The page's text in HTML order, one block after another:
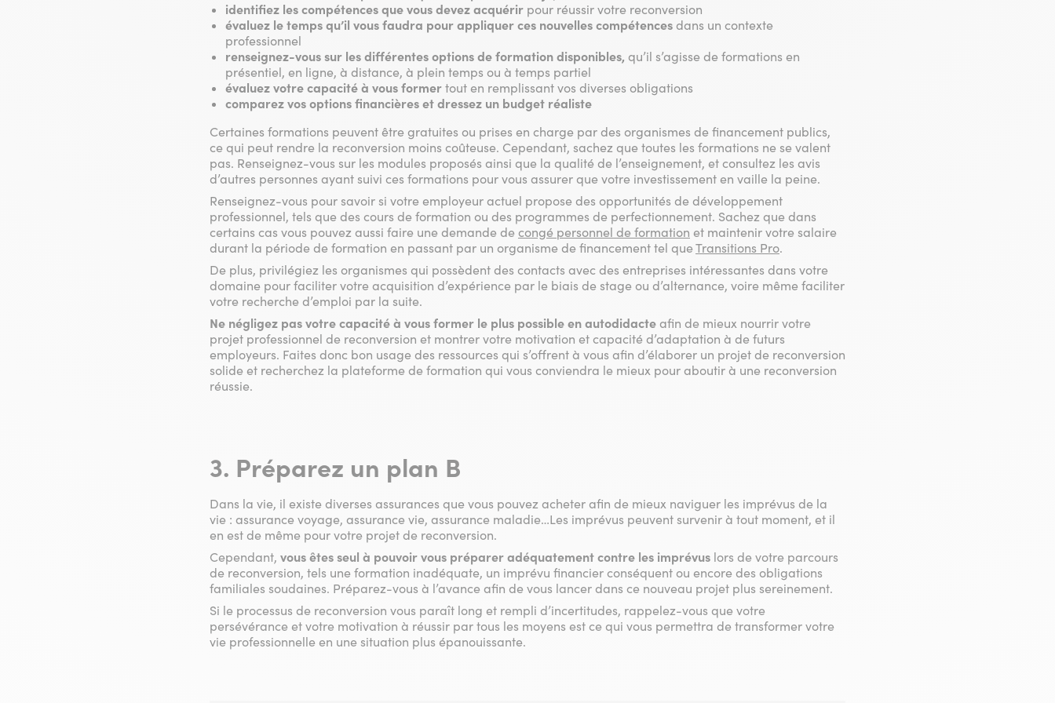
identifiez les compétences que vous devez acquérir pour réussir votre reconversion
évaluez le temps qu’il vous faudra pour appliquer ces nouvelles compétences dans un contexte
professionnel
renseignez-vous sur les différentes options de formation disponibles, qu’il s’agisse de formations en
présentiel, en ligne, à distance, à plein temps ou à temps partiel
évaluez votre capacité à vous former tout en remplissant vos diverses obligations
comparez vos options financières et dressez un budget réaliste
Certaines formations peuvent être gratuites ou prises en charge par des organismes de financement publics,
ce qui peut rendre la reconversion moins coûteuse. Cependant, sachez que toutes les formations ne se valent
pas. Renseignez-vous sur les modules proposés ainsi que la qualité de l’enseignement, et consultez les avis
d’autres personnes ayant suivi ces formations pour vous assurer que votre investissement en vaille la peine.
Renseignez-vous pour savoir si votre employeur actuel propose des opportunités de développement
professionnel, tels que des cours de formation ou des programmes de perfectionnement. Sachez que dans
certains cas vous pouvez aussi faire une demande de congé personnel de formation et maintenir votre salaire
durant la période de formation en passant par un organisme de financement tel queTransitions Pro.
De plus, privilégiez les organismes qui possèdent des contacts avec des entreprises intéressantes dans votre
domaine pour faciliter votre acquisition d’expérience par le biais de stage ou d’alternance, voire même faciliter
votre recherche d’emploi par la suite.
Ne négligez pas votre capacité à vous former le plus possible en autodidacte afin de mieux nourrir votre
projet professionnel de reconversion et montrer votre motivation et capacité d’adaptation à de futurs
employeurs. Faites donc bon usage des ressources qui s’offrent à vous afin d’élaborer un projet de reconversion
solide et recherchez la plateforme de formation qui vous conviendra le mieux pour aboutir à une reconversion
réussie.
3. Préparez un plan B
Dans la vie, il existe diverses assurances que vous pouvez acheter afin de mieux naviguer les imprévus de la
vie : assurance voyage, assurance vie, assurance maladie…Les imprévus peuvent survenir à tout moment, et il
en est de même pour votre projet de reconversion.
Cependant, vous êtes seul à pouvoir vous préparer adéquatement contre les imprévus lors de votre parcours
de reconversion, tels une formation inadéquate, un imprévu financier conséquent ou encore des obligations
familiales soudaines. Préparez-vous à l’avance afin de vous lancer dans ce nouveau projet plus sereinement.
Si le processus de reconversion vous paraît long et rempli d’incertitudes, rappelez-vous que votre
persévérance et votre motivation à réussir par tous les moyens est ce qui vous permettra de transformer votre
vie professionnelle en une situation plus épanouissante.